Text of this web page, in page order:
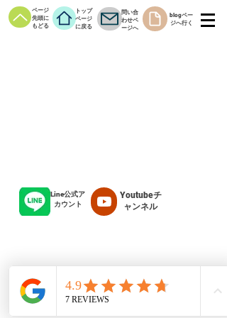
ページ
先頭に
もどる
トップ
ページ
に戻る
問い合
わせペ
ージへ
blogペー
ジへ行く
Line公式ア
カウント
Youtubeチ
ャンネル